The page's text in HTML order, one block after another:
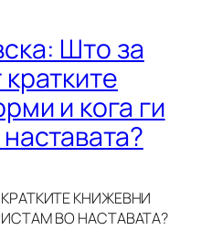
Што за
и кога ги
КНИЖЕВНИ
ВО НАСТАВАТА?